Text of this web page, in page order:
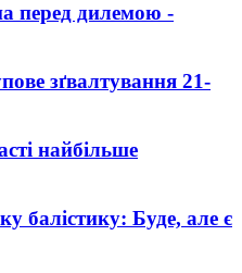
перед дилемою -
зґвалтування 21-
найбільше
балістику: Буде, але є